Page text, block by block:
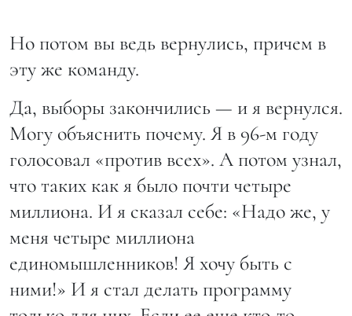
Но потом вы ведь вернулись, причем в
эту же команду.
Да, выборы закончились — и я вернулся.
Могу объяснить почему. Я в 96-м году
голосовал «против всех». А потом узнал,
что таких как я было почти четыре
миллиона. И я сказал себе: «Надо же, у
меня четыре миллиона
единомышленников! Я хочу быть с
ними!» И я стал делать программу